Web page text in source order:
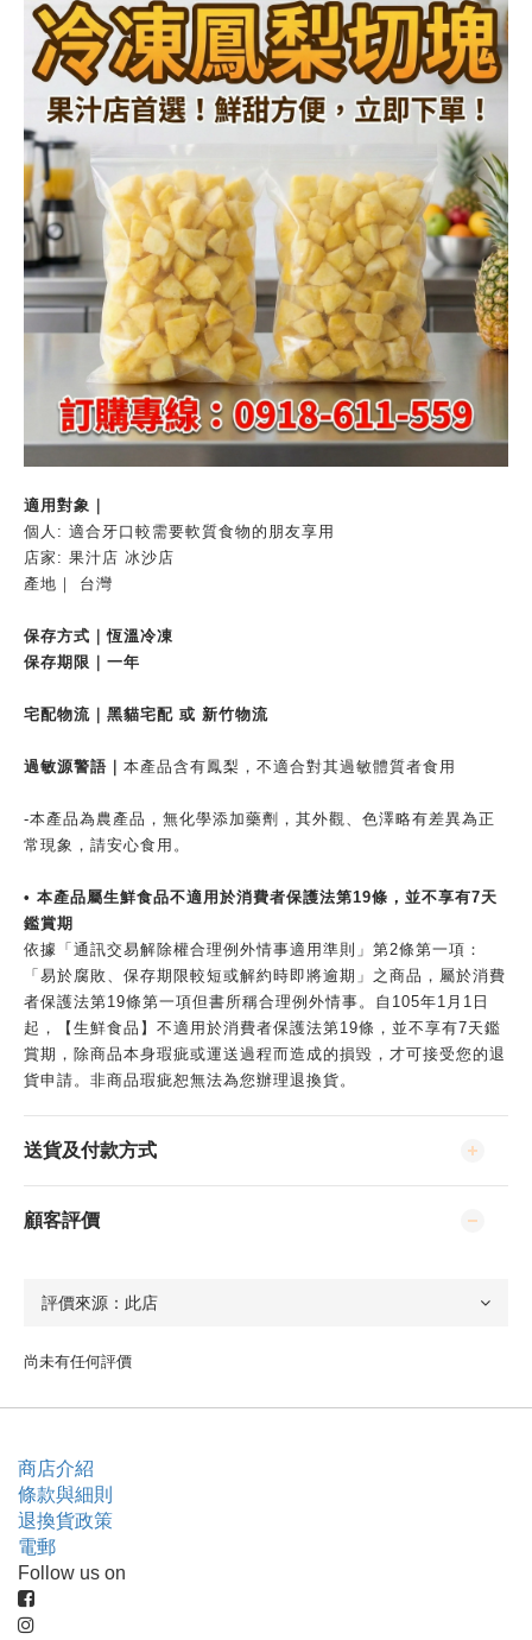
適用對象｜
個人: 適合牙口較需要軟質食物的朋友享用
店家: 果汁店 冰沙店
產地｜ 台灣
保存方式｜恆溫冷凍
保存期限｜一年
宅配物流｜黑貓宅配 或 新竹物流
過敏源警語｜ 本產品含有鳳梨，不適合對其過敏體質者食用
-本產品為農產品，無化學添加藥劑，其外觀、色澤略有差異為正
常現象，請安心食用。
• 本產品屬生鮮食品不適用於消費者保護法第19條，並不享有7天
鑑賞期
依據「通訊交易解除權合理例外情事適用準則」第2條第一項：
「易於腐敗、保存期限較短或解約時即將逾期」之商品，屬於消費
者保護法第19條第一項但書所稱合理例外情事。自105年1月1日
起，【生鮮食品】不適用於消費者保護法第19條，並不享有7天鑑
賞期，除商品本身瑕疵或運送過程而造成的損毀，才可接受您的退
貨申請。非商品瑕疵恕無法為您辦理退換貨。
送貨及付款方式
顧客評價
尚未有任何評價
商店介紹
條款與細則
退換貨政策
電郵
Follow us on